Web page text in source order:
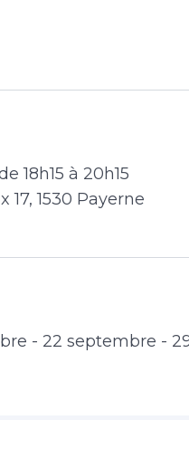
18h15 à 20h15
1530 Payerne
- 22 septembre -